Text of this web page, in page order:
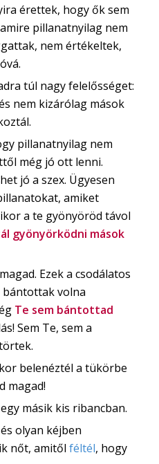
érettek, hogy ők sem
pillanatnyilag nem
nem értékeltek,
túl nagy felelősséget:
nem kizárólag mások
pillanatnyilag nem
még jó ott lenni.
jó a szex. Ügyesen
amiket
a te gyönyöröd távol
gyönyörködni mások
Ezek a csodálatos
bántottak volna
Te sem bántottad
Sem Te, sem a
belenéztél a tükörbe
magad!
másik kis ribancban.
olyan kéjben
nőt, amitől féltél, hogy